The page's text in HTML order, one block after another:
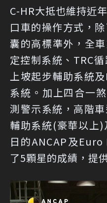
C-HR大抵也維持近
口車的操作方式，
囊的高標準外，全
定控制系統、TRC
上坡起步輔助系統
系統。加上四合一
測警示系統，高階
輔助系統(豪華以上
日的ANCAP及
了5顆星的成績，提